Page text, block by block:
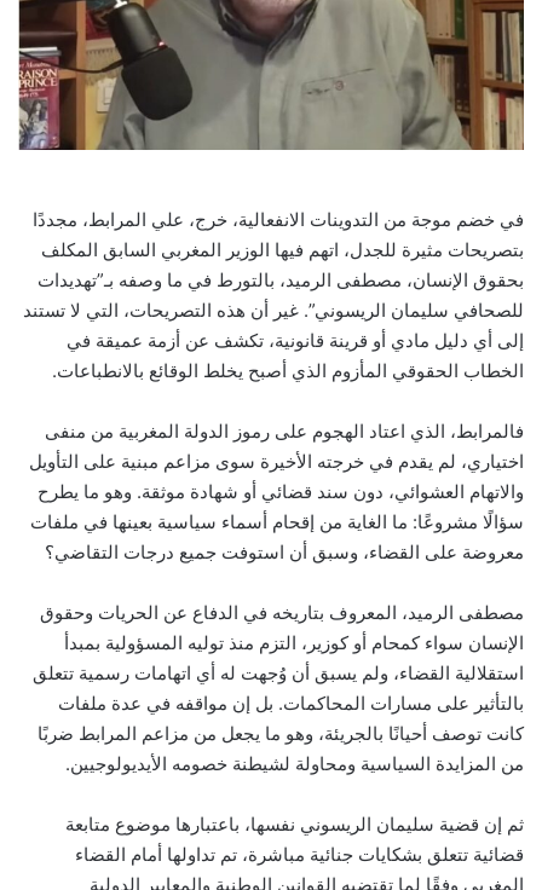
في خضم موجة من التدوينات الانفعالية، خرج، علي المرابط، مجددًا
بتصريحات مثيرة للجدل، اتهم فيها الوزير المغربي السابق المكلف
بحقوق الإنسان، مصطفى الرميد، بالتورط في ما وصفه بـ”تهديدات
للصحافي سليمان الريسوني”. غير أن هذه التصريحات، التي لا تستند
إلى أي دليل مادي أو قرينة قانونية، تكشف عن أزمة عميقة في
الخطاب الحقوقي المأزوم الذي أصبح يخلط الوقائع بالانطباعات.
فالمرابط، الذي اعتاد الهجوم على رموز الدولة المغربية من منفى
اختياري، لم يقدم في خرجته الأخيرة سوى مزاعم مبنية على التأويل
والاتهام العشوائي، دون سند قضائي أو شهادة موثقة. وهو ما يطرح
سؤالًا مشروعًا: ما الغاية من إقحام أسماء سياسية بعينها في ملفات
معروضة على القضاء، وسبق أن استوفت جميع درجات التقاضي؟
مصطفى الرميد، المعروف بتاريخه في الدفاع عن الحريات وحقوق
الإنسان سواء كمحام أو كوزير، التزم منذ توليه المسؤولية بمبدأ
استقلالية القضاء، ولم يسبق أن وُجهت له أي اتهامات رسمية تتعلق
بالتأثير على مسارات المحاكمات. بل إن مواقفه في عدة ملفات
كانت توصف أحيانًا بالجريئة، وهو ما يجعل من مزاعم المرابط ضربًا
من المزايدة السياسية ومحاولة لشيطنة خصومه الأيديولوجيين.
ثم إن قضية سليمان الريسوني نفسها، باعتبارها موضوع متابعة
قضائية تتعلق بشكايات جنائية مباشرة، تم تداولها أمام القضاء
المغربي وفقًا لما تقتضيه القوانين الوطنية والمعايير الدولية